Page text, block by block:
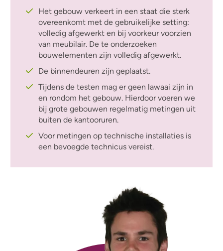
Het gebouw verkeert in een staat die sterk
overeenkomt met de gebruikelijke setting:
volledig afgewerkt en bij voorkeur voorzien
van meubilair. De te onderzoeken
bouwelementen zijn volledig afgewerkt.
De binnendeuren zijn geplaatst.
Tijdens de testen mag er geen lawaai zijn in
en rondom het gebouw. Hierdoor voeren we
bij grote gebouwen regelmatig metingen uit
buiten de kantooruren.
Voor metingen op technische installaties is
een bevoegde technicus vereist.